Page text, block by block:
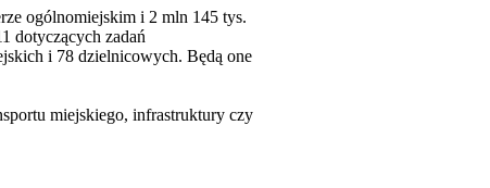
ogólnomiejskim i 2 mln 145 tys.
dotyczących zadań
i 78 dzielnicowych. Będą one
miejskiego, infrastruktury czy